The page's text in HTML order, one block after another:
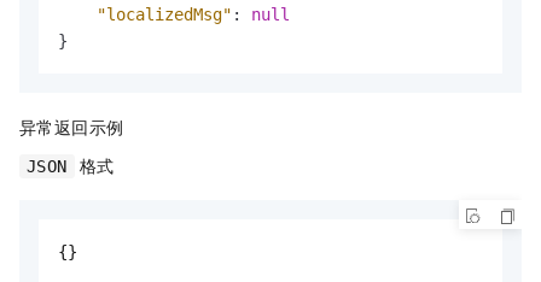
"localizedMsg" :
null
}
异常返回示例
JSON 格式
{}